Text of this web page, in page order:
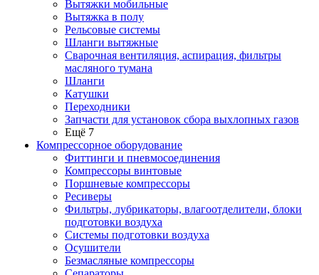
Вытяжки мобильные
Вытяжка в полу
Рельсовые системы
Шланги вытяжные
Сварочная вентиляция, аспирация, фильтры
масляного тумана
Шланги
Катушки
Переходники
Запчасти для установок сбора выхлопных газов
Ещё 7
Компрессорное оборудование
Фиттинги и пневмосоединения
Компрессоры винтовые
Поршневые компрессоры
Ресиверы
Фильтры, лубрикаторы, влагоотделители, блоки
подготовки воздуха
Системы подготовки воздуха
Осушители
Безмасляные компрессоры